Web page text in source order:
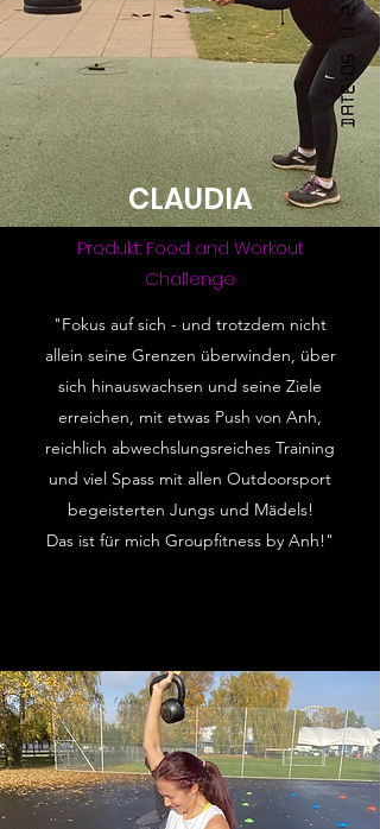
CLAUDIA
Produkt: Food and Workout
Challenge
"Fokus auf sich - und trotzdem nicht
allein seine Grenzen überwinden, über
sich hinauswachsen und seine Ziele
erreichen, mit etwas Push von Anh,
reichlich abwechslungsreiches Training
und viel Spass mit allen Outdoorsport
begeisterten Jungs und Mädels!
Das ist für mich Groupfitness by Anh!"